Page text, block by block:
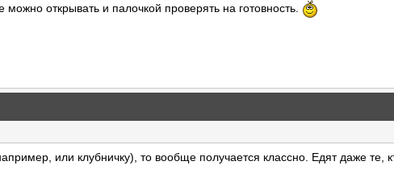
открывать и палочкой проверять на готовность.
или клубничку), то вообще получается классно. Едят даже те,